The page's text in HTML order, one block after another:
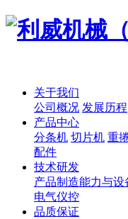
关于我们
公司概况 发展历程
产品中心
分条机 切片机 重
配件
技术研发
产品制造能力与设
电气仪控
品质保证